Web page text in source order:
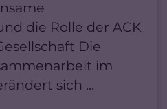
die Rolle der ACK
Die
im
sich ...